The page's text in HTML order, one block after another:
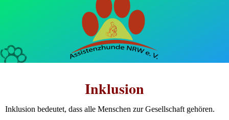
Inklusion
Inklusion bedeutet, dass alle Menschen zur Gesellschaft gehören.